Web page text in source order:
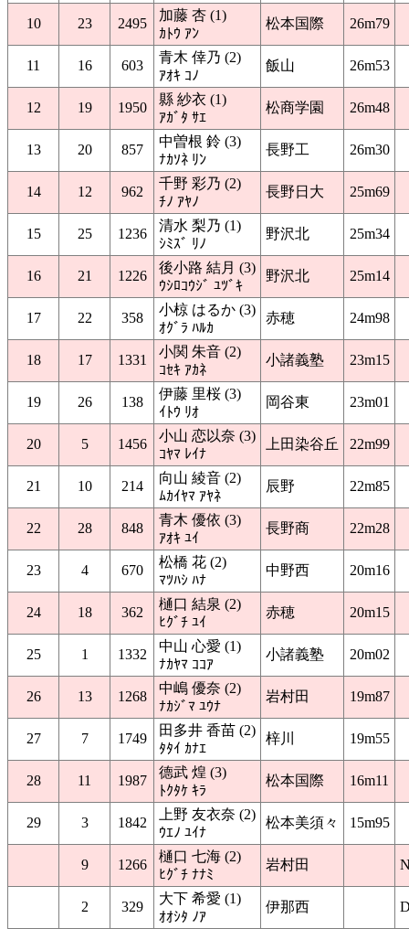
10 23 2495
加藤 杏 (1)
ｶﾄｳ ｱﾝ
松本国際 26m79
11 16 603
青木 倖乃 (2)
ｱｵｷ ｺﾉ
飯山 26m53
12 19 1950
縣 紗衣 (1)
ｱｶﾞﾀ ｻｴ
松商学園 26m48
13 20 857
中曽根 鈴 (3)
ﾅｶｿﾈ ﾘﾝ
長野工 26m30
14 12 962
千野 彩乃 (2)
ﾁﾉ ｱﾔﾉ
長野日大 25m69
15 25 1236
清水 梨乃 (1)
ｼﾐｽﾞ ﾘﾉ
野沢北 25m34
16 21 1226
後小路 結月 (3)
ｳｼﾛｺｳｼﾞ ﾕﾂﾞｷ
野沢北 25m14
17 22 358
小椋 はるか (3)
ｵｸﾞﾗ ﾊﾙｶ
赤穂 24m98
18 17 1331
小関 朱音 (2)
ｺｾｷ ｱｶﾈ
小諸義塾 23m15
19 26 138
伊藤 里桜 (3)
ｲﾄｳ ﾘｵ
岡谷東 23m01
20 5 1456
小山 恋以奈 (3)
ｺﾔﾏ ﾚｲﾅ
上田染谷丘 22m99
21 10 214
向山 綾音 (2)
ﾑｶｲﾔﾏ ｱﾔﾈ
辰野 22m85
22 28 848
青木 優依 (3)
ｱｵｷ ﾕｲ
長野商 22m28
23 4 670
松橋 花 (2)
ﾏﾂﾊｼ ﾊﾅ
中野西 20m16
24 18 362
樋口 結泉 (2)
ﾋｸﾞﾁ ﾕｲ
赤穂 20m15
25 1 1332
中山 心愛 (1)
ﾅｶﾔﾏ ｺｺｱ
小諸義塾 20m02
26 13 1268
中嶋 優奈 (2)
ﾅｶｼﾞﾏ ﾕｳﾅ
岩村田 19m87
27 7 1749
田多井 香苗 (2)
ﾀﾀｲ ｶﾅｴ
梓川 19m55
28 11 1987
德武 煌 (3)
ﾄｸﾀｹ ｷﾗ
松本国際 16m11
29 3 1842
上野 友衣奈 (2)
ｳｴﾉ ﾕｲﾅ
松本美須々 15m95
9 1266
樋口 七海 (2)
ﾋｸﾞﾁ ﾅﾅﾐ
岩村田
2 329
大下 希愛 (1)
ｵｵｼﾀ ﾉｱ
伊那西